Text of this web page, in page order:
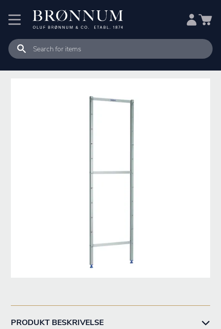
PRODUKT BESKRIVELSE